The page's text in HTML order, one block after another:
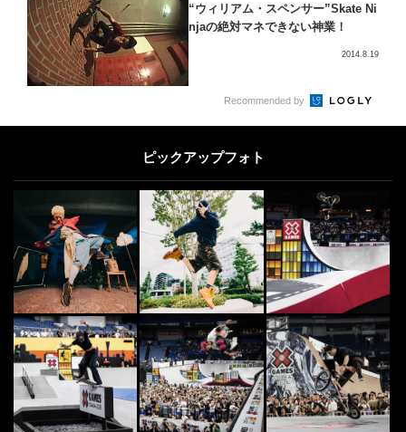
“ウィリアム・スペンサー”Skate Ni
njaの絶対マネできない神業！
2014.8.19
JPSAロングボードツアー開幕戦
田岡なつみが好発...
SKATE
「絵は出来上がってしまったら寂し
い」ナチュラル SKATER ARTIST
YO...
7 DOUBLEDUTCH
この夏の主役に相応しいGRAND P
RIXの称号を。DOUBLE DUTCH
G...
2026.8.8
6
7
Recommended by
ピックアップフォト